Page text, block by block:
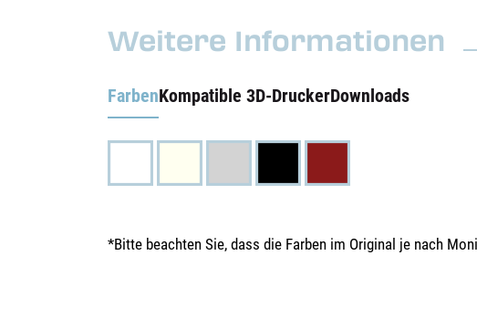
Weitere Informationen
FarbenKompatible 3D-DruckerDownloads
*Bitte beachten Sie, dass die Farben im Original je nach